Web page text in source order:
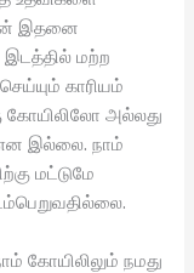
இதனை
மற்ற
காரியம்
கோயிலிலோ அல்லது
இல்லை. நாம்
மட்டுமே
கோயிலிலும் நமது